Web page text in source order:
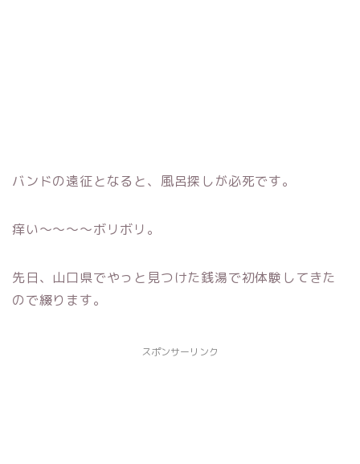
バンドの遠征となると、風呂探しが必死です。
痒い〜〜〜〜ボリボリ。
先日、山口県でやっと見つけた銭湯で初体験してきた
ので綴ります。
スポンサーリンク